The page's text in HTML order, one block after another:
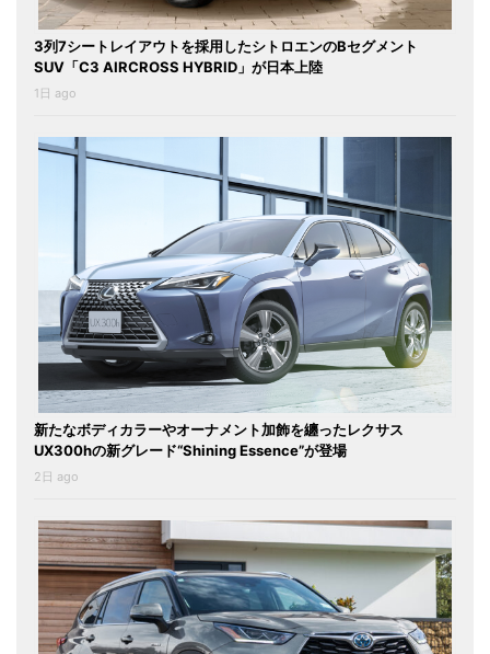
3列7シートレイアウトを採用したシトロエンのBセグメント
SUV「C3 AIRCROSS HYBRID」が日本上陸
1日 ago
新たなボディカラーやオーナメント加飾を纏ったレクサス
UX300hの新グレード“Shining Essence”が登場
2日 ago